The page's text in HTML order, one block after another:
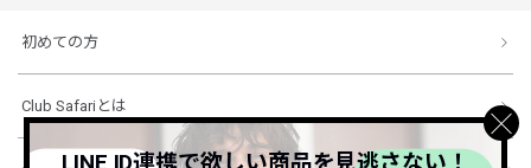
初めての方
Club Safariとは